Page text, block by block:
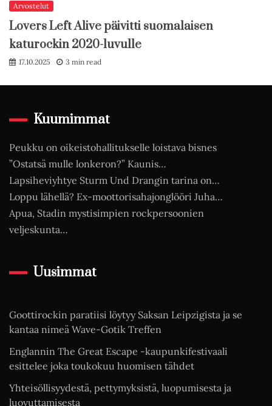
Arvostelut
Lovers Left Alive päivitti suomalaisen
katurockin 2020-luvulle
17.10.2025 3 min read
Kuumimmat
Peukku on oikeistohallitukselle loistava bisnes
”Ostatsä mulle lonkeron?” Kaunis…
Lapsiheviyhtye Sturm Und Drangin tarina on…
Loppu lähellä? Ex-moottorisahajonglööri Juha…
Apua, Stadin mystisimpien rockpersoonien
veljeskunta…
Uusimmat
Goottirockin paratiisi löytyy Saksan Leipzigista ja se
kantaa nimeä Wave-Gotik Treffen
Englannin The Great Escape -kaupunkifestivaali
esittelee joka toukokuu huomisen tähdet
Yhteisöllisyydestä, pettymyksistä, luopumisesta ja
luovuttamisesta